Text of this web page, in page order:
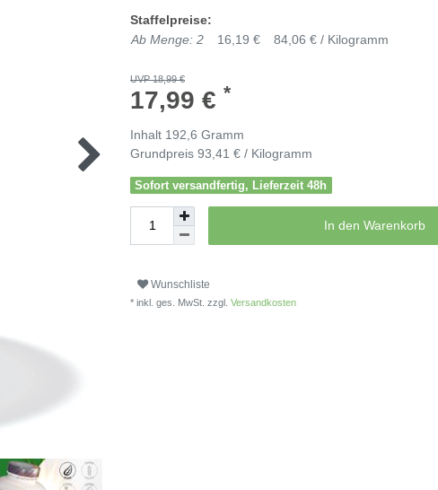
Staffelpreise:
Ab Menge: 2
16,19 € 84,06 € / Kilogramm
UVP 18,99 €
17,99 € *
Inhalt 192,6 Gramm
Grundpreis 93,41 € / Kilogramm
Sofort versandfertig, Lieferzeit 48h
In den Warenkorb
Wunschliste
* inkl. ges. MwSt. zzgl. Versandkosten